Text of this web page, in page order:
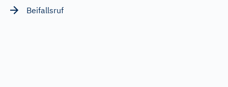
Beifallsruf